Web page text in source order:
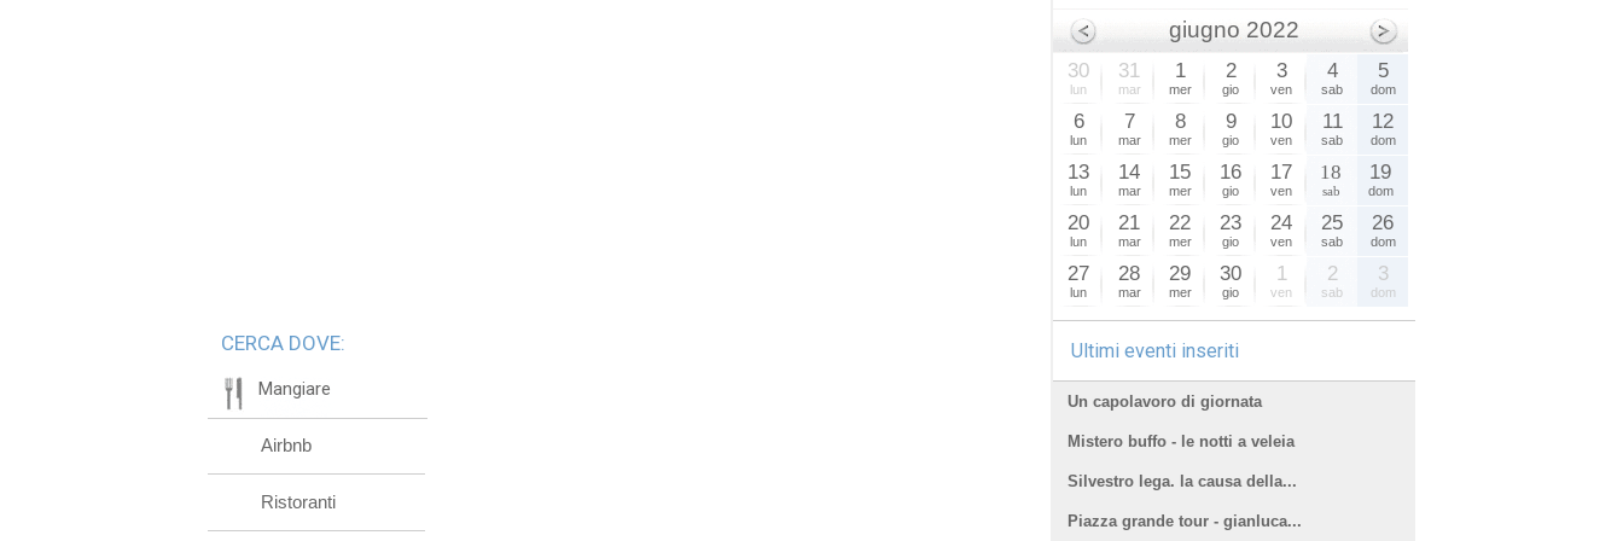
CERCA DOVE:
Mangiare
Airbnb
Ristoranti
giugno 2022
30
lun
31
mar
1
mer
2
gio
3
ven
4
sab
5
dom
6
lun
7
mar
8
mer
9
gio
10
ven
11
sab
12
dom
13
lun
14
mar
15
mer
16
gio
17
ven
18
sab
19
dom
20
lun
21
mar
22
mer
23
gio
24
ven
25
sab
26
dom
27
lun
28
mar
29
mer
30
gio
1
ven
2
sab
3
dom
Ultimi eventi inseriti
Un capolavoro di giornata
Mistero buffo - le notti a veleia
Silvestro lega. la causa della...
Piazza grande tour - gianluca...